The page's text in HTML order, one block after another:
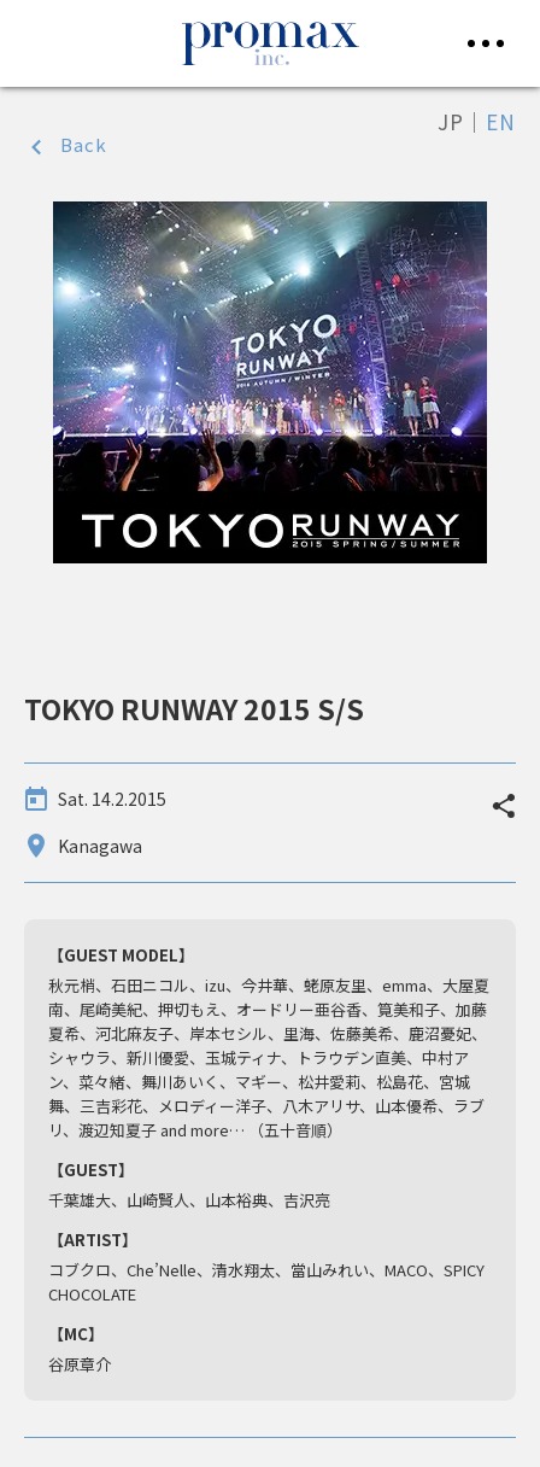
Back
JP ｜ EN
TOKYO RUNWAY 2015 S/S
Sat. 14.2.2015
Kanagawa
【GUEST MODEL】
秋元梢、石田ニコル、izu、今井華、蛯原友里、emma、大屋夏
南、尾崎美紀、押切もえ、オードリー亜谷香、筧美和子、加藤
夏希、河北麻友子、岸本セシル、里海、佐藤美希、鹿沼憂妃、
シャウラ、新川優愛、玉城ティナ、トラウデン直美、中村ア
ン、菜々緒、舞川あいく、マギー、松井愛莉、松島花、宮城
舞、三吉彩花、メロディー洋子、八木アリサ、山本優希、ラブ
リ、渡辺知夏子 and more… （五十音順）
【GUEST】
千葉雄大、山崎賢人、山本裕典、吉沢亮
【ARTIST】
コブクロ、Che’Nelle、清水翔太、當山みれい、MACO、SPICY
CHOCOLATE
【MC】
谷原章介